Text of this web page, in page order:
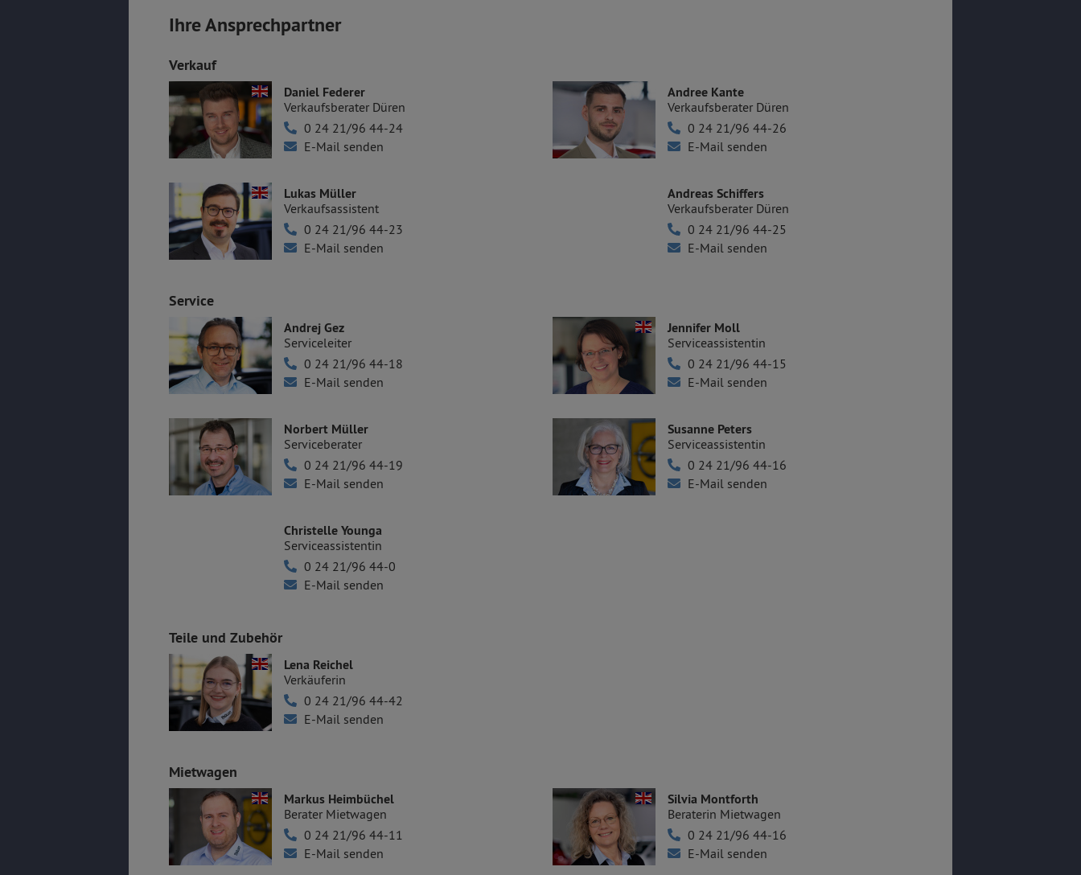
Ihre Ansprechpartner
Verkauf
Daniel Federer
Verkaufsberater Düren
0 24 21/96 44-24
E-Mail senden
Andree Kante
Verkaufsberater Düren
0 24 21/96 44-26
E-Mail senden
Lukas Müller
Verkaufsassistent
0 24 21/96 44-23
E-Mail senden
Andreas Schiffers
Verkaufsberater Düren
0 24 21/96 44-25
E-Mail senden
Service
Andrej Gez
Serviceleiter
0 24 21/96 44-18
E-Mail senden
Jennifer Moll
Serviceassistentin
0 24 21/96 44-15
E-Mail senden
Norbert Müller
Serviceberater
0 24 21/96 44-19
E-Mail senden
Susanne Peters
Serviceassistentin
0 24 21/96 44-16
E-Mail senden
Christelle Younga
Serviceassistentin
0 24 21/96 44-0
E-Mail senden
Teile und Zubehör
Lena Reichel
Verkäuferin
0 24 21/96 44-42
E-Mail senden
Mietwagen
Markus Heimbüchel
Berater Mietwagen
0 24 21/96 44-11
E-Mail senden
Silvia Montforth
Beraterin Mietwagen
0 24 21/96 44-16
E-Mail senden